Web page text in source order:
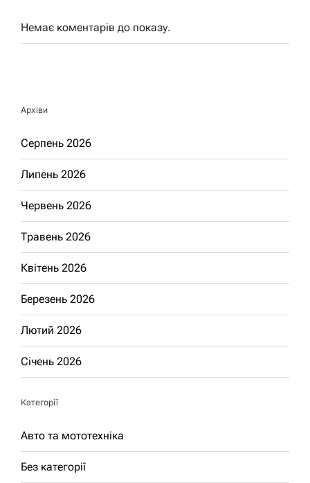
Немає коментарів до показу.
Архіви
Серпень 2026
Липень 2026
Червень 2026
Травень 2026
Квітень 2026
Березень 2026
Лютий 2026
Січень 2026
Категорії
Авто та мототехніка
Без категорії